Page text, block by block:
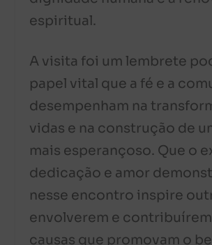
espiritual.
A visita foi um lembrete
papel vital que a fé e a
desempenham na
vidas e na construção de
mais esperançoso. Que o
dedicação e amor
nesse encontro inspire
envolverem e
causas que promovam o